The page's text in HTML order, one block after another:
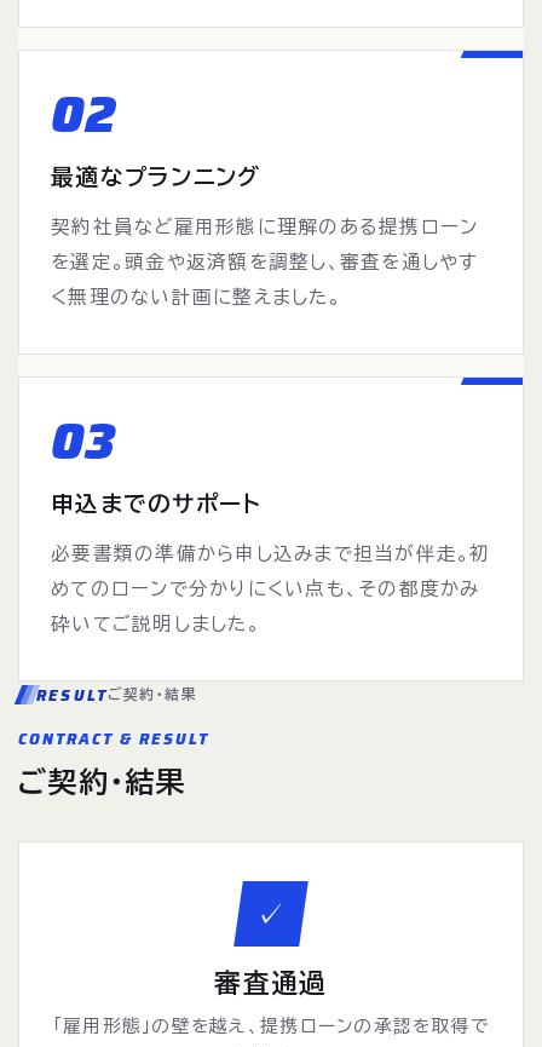
02
最適なプランニング
契約社員など雇用形態に理解のある提携ローン
を選定。頭金や返済額を調整し、審査を通しやす
く無理のない計画に整えました。
03
申込までのサポート
必要書類の準備から申し込みまで担当が伴走。初
めてのローンで分かりにくい点も、その都度かみ
砕いてご説明しました。
RESULTご契約・結果
CONTRACT & RESULT
ご契約・結果
✓
審査通過
「雇用形態」の壁を越え、提携ローンの承認を取得で